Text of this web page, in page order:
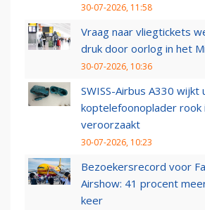
30-07-2026, 11:58
Vraag naar vliegtickets
druk door oorlog in het
30-07-2026, 10:36
SWISS-Airbus A330 wijkt
koptelefoonoplader rook
veroorzaakt
30-07-2026, 10:23
Bezoekersrecord voor
Airshow: 41 procent
keer